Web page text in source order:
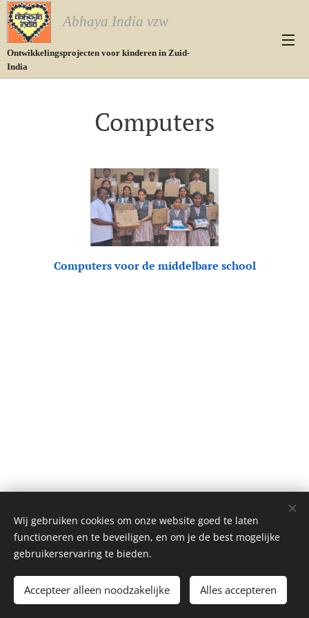
Abhaya India vzw
Ontwikkelingsprojecten voor kinderen in Zuid-
India
Computers
Computers voor de middelbare school
© 2026 Abhaya vzw.
Cookies
Wij gebruiken cookies om onze website goed te laten
functioneren en te beveiligen, en om je de best mogelijke
gebruikerservaring te bieden.
Accepteer alleen noodzakelijke Alles accepteren